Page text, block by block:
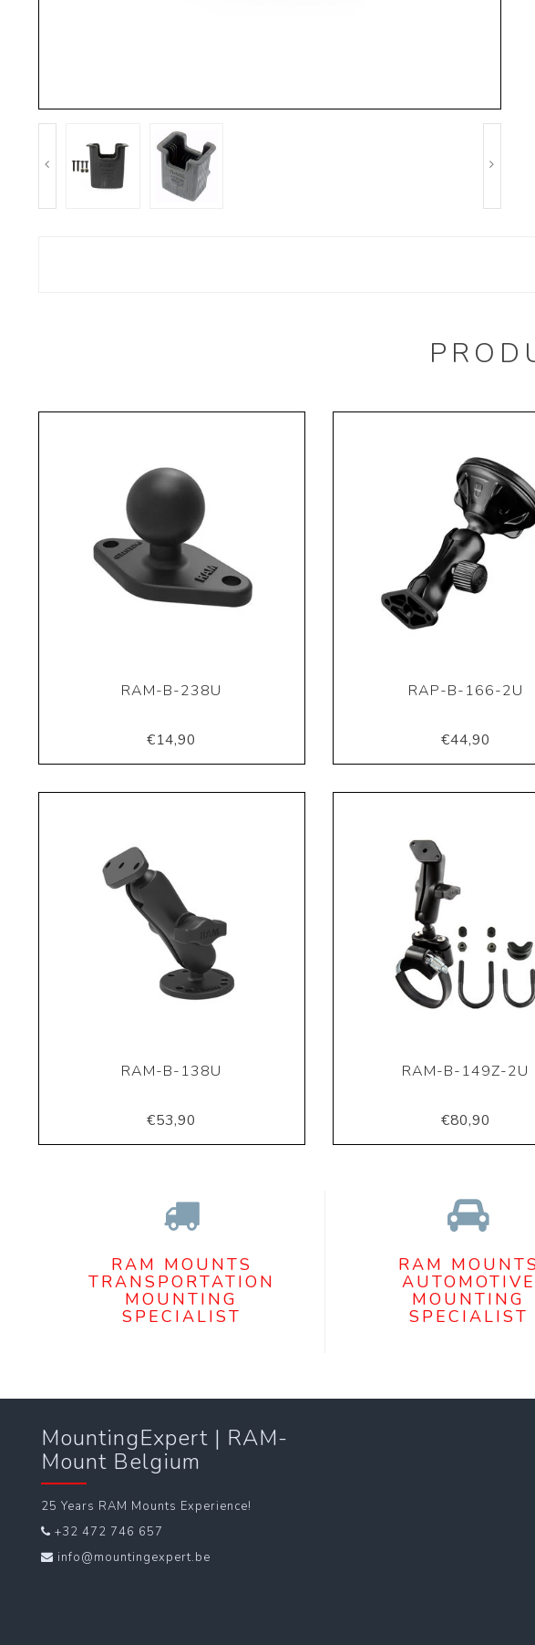
RAM-B-238U
€14,90
RAP-B-166-2U
€44,90
RAM-B-138U
€53,90
RAM-B-149Z-2U
€80,90
RAM MOUNTS
TRANSPORTATION
MOUNTING
SPECIALIST
RAM
AUTOMOTIVE
MOUNTING
SPECIALIST
MountingExpert | RAM-
Mount Belgium
25 Years RAM Mounts Experience!
+32 472 746 657
info@mountingexpert.be